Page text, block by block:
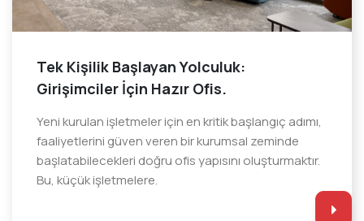
Tek Kişilik Başlayan Yolculuk:
Girişimciler İçin Hazır Ofis.
Yeni kurulan işletmeler için en kritik başlangıç adımı,
faaliyetlerini güven veren bir kurumsal zeminde
başlatabilecekleri doğru ofis yapısını oluşturmaktır.
Bu, küçük işletmelere.